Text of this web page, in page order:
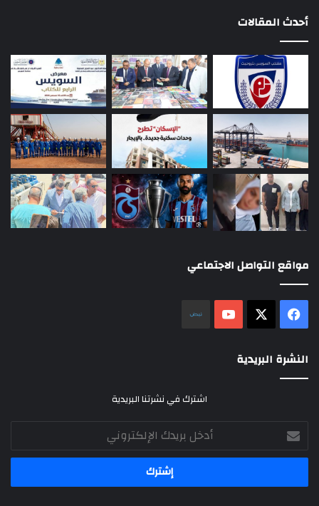
أحدث المقالات
مواقع التواصل الاجتماعي
فيسبوك ‫YouTube
النشرة البريدية
اشترك في نشرتنا البريدية
أدخل
بريدك
الإلكتروني